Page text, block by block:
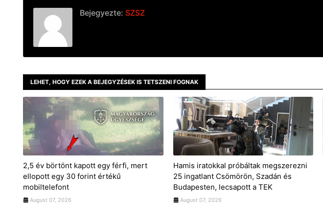
Bejegyezte: SZSZ
LEHET, HOGY EZEK A BEJEGYZÉSEK IS TETSZENI FOGNAK
2,5 év börtönt kapott egy férfi, mert
ellopott egy 30 forint értékű
mobiltelefont
August 07, 2026
Hamis iratokkal próbáltak megszerezni
25 ingatlant Csömörön, Szadán és
Budapesten, lecsapott a TEK
August 07, 2026